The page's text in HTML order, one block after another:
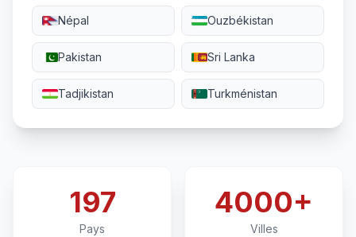
Népal Ouzbékistan
Pakistan Sri Lanka
Tadjikistan Turkménistan
197
Pays
4000+
Villes